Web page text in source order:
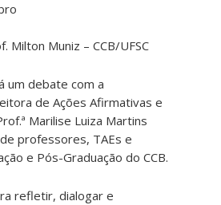
Milton Muniz – CCB/UFSC
um debate com a
de Ações Afirmativas e
Marilise Luiza Martins
professores, TAEs e
e Pós-Graduação do CCB.
refletir, dialogar e